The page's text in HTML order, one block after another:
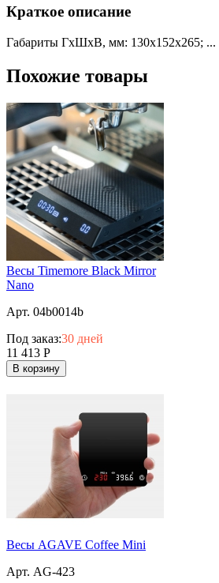
Краткое описание
Габариты ГхШхВ, мм: 130х152х265; ...
Похожие товары
Весы Timemore Black Mirror
Nano
Арт. 04b0014b
Под заказ:30 дней
11 413 Р
В корзину
Весы AGAVE Coffee Mini
Арт. AG-423